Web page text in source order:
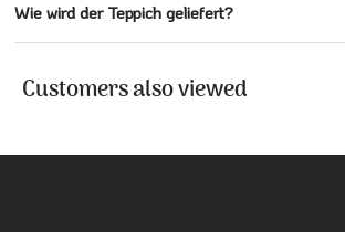
Wie wird der Teppich geliefert?
Customers also viewed